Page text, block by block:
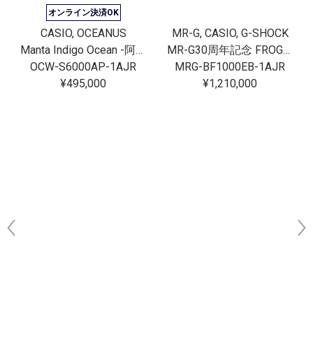
オンライン決済OK
CASIO, OCEANUS
Manta Indigo Ocean -阿波藍-
OCW-S6000AP-1AJR
¥495,000
MR-G, CASIO, G-SHOCK
MR-G30周年記念 FROGMAN[完売]
MRG-BF1000EB-1AJR
¥1,210,000